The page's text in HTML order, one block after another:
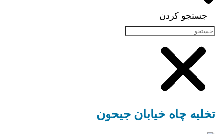
جستجو کردن
تخلیه چاه خیابان جیحون